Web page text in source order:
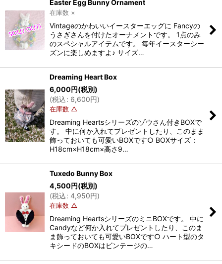
Easter Egg Bunny Ornament
在庫数 ×
Vintageのかわいいイースターエッグに Fancyの
うさぎさんを付けたオーナメントです。 1点のみ
のスペシャルアイテムです。 毎年イースターシー
ズンに楽しめますよ♪ サイズ…
Dreaming Heart Box
6,000円(税別)
(税込: 6,600円)
在庫数 △
Dreaming Heartsシリーズのゾウさん付きBOXで
す。 中に何か入れてプレゼントしたり、このまま
飾っておいても可愛いBOXです○ BOXサイズ：
H18cm×H18cm×高さ9…
Tuxedo Bunny Box
4,500円(税別)
(税込: 4,950円)
在庫数 △
Dreaming HeartsシリーズのミニBOXです。 中に
Candyなど何か入れてプレゼントしたり、このま
ま飾っておいても可愛いBOXです○ ハート型のタ
キシードのBOXはビンテージの…